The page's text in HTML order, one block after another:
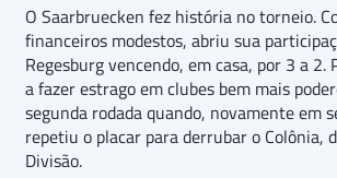
O Saarbruecken fez história no torneio.
financeiros modestos, abriu sua
Regesburg vencendo, em casa, por 3 a 2.
a fazer estrago em clubes bem mais
segunda rodada quando, novamente em
repetiu o placar para derrubar o Colônia,
Divisão.